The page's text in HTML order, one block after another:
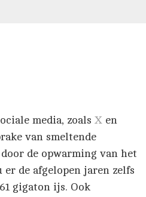
media, zoals X en
van smeltende
de opwarming van het
de afgelopen jaren zelfs
gigaton ijs. Ook